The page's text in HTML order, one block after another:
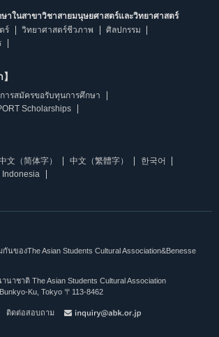
าในสาขาวิชาสายมนุษยศาสตร์และวิทยาศาสตร์
ร์
วิทยาศาสตร์ชีวภาพ
ศิลปกรรม
การสมัครขอรับทุนการศึกษา
Scholarships
文（简体字） 中文（繁體字）
한국어
Indonesia
นของThe Asian Students Cultural Association&Benesse
ชาติ The Asian Students Cultural Association
Ku, Tokyo 〒113-8462
ติดต่อสอบถาม